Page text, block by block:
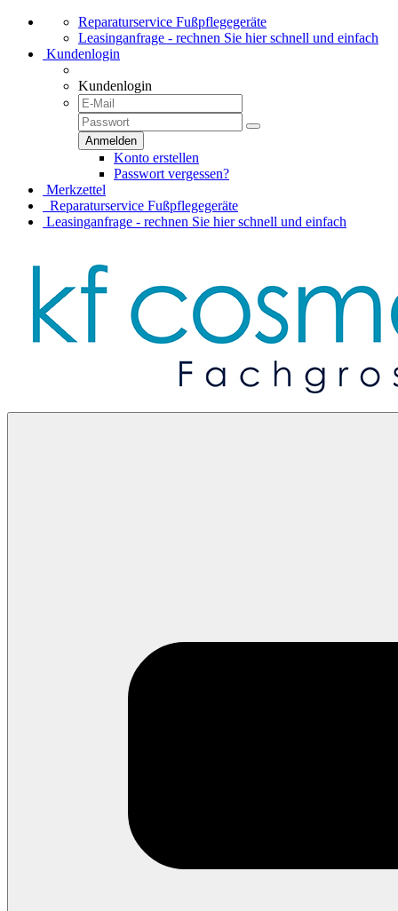
Reparaturservice Fußpflegegeräte
Leasinganfrage - rechnen Sie hier schnell und einfach
Kundenlogin
Kundenlogin
Konto erstellen
Passwort vergessen?
Merkzettel
Reparaturservice Fußpflegegeräte
Leasinganfrage - rechnen Sie hier schnell und einfach